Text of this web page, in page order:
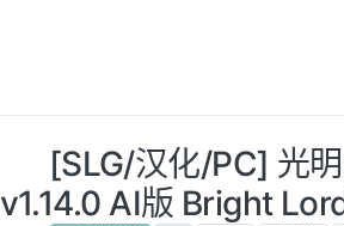
[SLG/汉化/PC] 光
v1.14.0 AI版 Bright